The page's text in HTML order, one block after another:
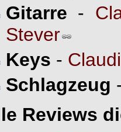
Gitarre -
Stever
Keys -
Schlagzeug
Reviews